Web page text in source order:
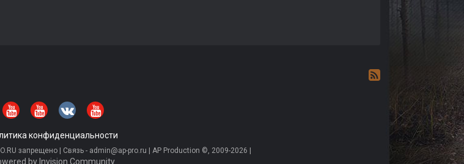
конфиденциальности
запрещено | Связь - admin@ap-pro.ru | AP Production ©, 2009-2026 |
by Invision Community